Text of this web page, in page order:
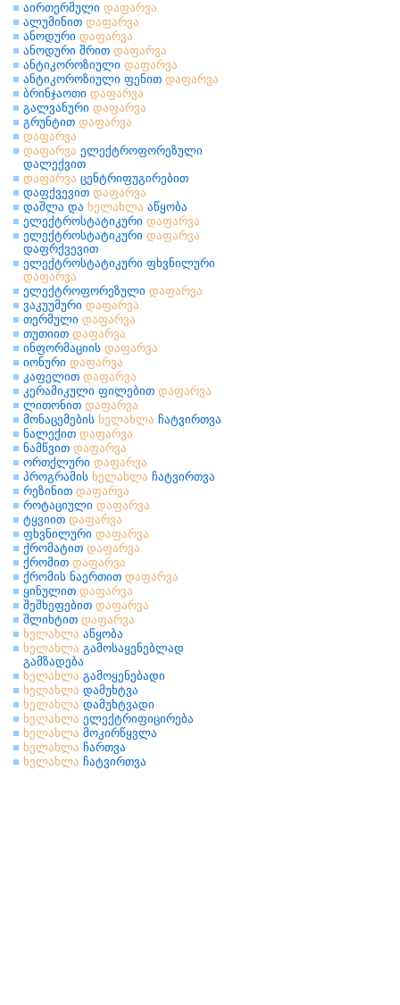
აირთერმული დაფარვა
ალუმინით დაფარვა
ანოდური დაფარვა
ანოდური შრით დაფარვა
ანტიკოროზიული დაფარვა
ანტიკოროზიული ფენით დაფარვა
ბრინჯაოთი დაფარვა
გალვანური დაფარვა
გრუნტით დაფარვა
დაფარვა
დაფარვა ელექტროფორეზული
დალექვით
დაფარვა ცენტრიფუგირებით
დაფქვევით დაფარვა
დაშლა და ხელახლა აწყობა
ელექტროსტატიკური დაფარვა
ელექტროსტატიკური დაფარვა
დაფრქვევით
ელექტროსტატიკური ფხვნილური
დაფარვა
ელექტროფორეზული დაფარვა
ვაკუუმური დაფარვა
თერმული დაფარვა
თუთიით დაფარვა
ინფორმაციის დაფარვა
იონური დაფარვა
კაფელით დაფარვა
კერამიკული ფილებით დაფარვა
ლითონით დაფარვა
მონაცემების ხელახლა ჩატვირთვა
ნალექით დაფარვა
ნამწვით დაფარვა
ორთქლური დაფარვა
პროგრამის ხელახლა ჩატვირთვა
რეზინით დაფარვა
როტაციული დაფარვა
ტყვიით დაფარვა
ფხვნილური დაფარვა
ქრომატით დაფარვა
ქრომით დაფარვა
ქრომის ნაერთით დაფარვა
ყინულით დაფარვა
შეშხეფებით დაფარვა
შლიხტით დაფარვა
ხელახლა აწყობა
ხელახლა გამოსაყენებლად
გამზადება
ხელახლა გამოყენებადი
ხელახლა დამუხტვა
ხელახლა დამუხტვადი
ხელახლა ელექტრიფიცირება
ხელახლა მოკირწყვლა
ხელახლა ჩართვა
ხელახლა ჩატვირთვა